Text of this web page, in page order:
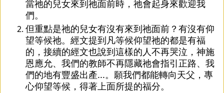
當祂的兒女來到祂面前時，祂會起身來歡迎我
們。
但重點是祂的兒女有沒有來到祂面前？有沒有仰
望等候祂。經文提到凡等候仰望祂的都是有福
的，接續的經文也說到這樣的人不再哭泣，神施
恩應允、我們的教師不再隱藏祂會指引正路、我
們的地有豐盛出產...。願我們都能轉向天父，專
心仰望等候，得著上面所提的福分。